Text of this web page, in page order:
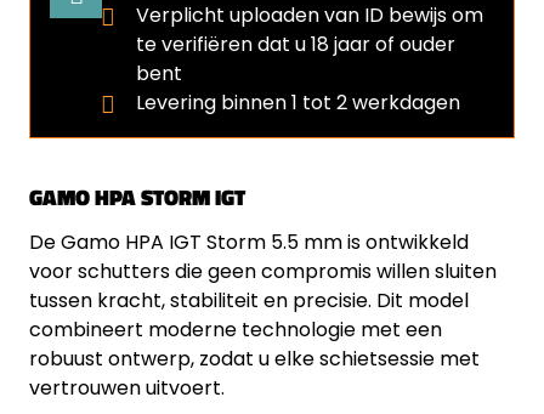
GAMO HPA STORM IGT
De Gamo HPA IGT Storm 5.5 mm is ontwikkeld
voor schutters die geen compromis willen sluiten
tussen kracht, stabiliteit en precisie. Dit model
combineert moderne technologie met een
robuust ontwerp, zodat u elke schietsessie met
vertrouwen uitvoert.
Verplicht uploaden van ID bewijs om
te verifiëren dat u 18 jaar of ouder
bent
⁠Levering binnen 1 tot 2 werkdagen